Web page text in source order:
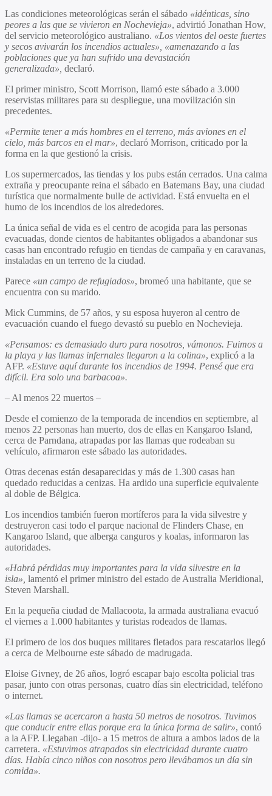
Las condiciones meteorológicas serán el sábado «idénticas, sino
peores a las que se vivieron en Nochevieja», advirtió Jonathan How,
del servicio meteorológico australiano. «Los vientos del oeste fuertes
y secos avivarán los incendios actuales», «amenazando a las
poblaciones que ya han sufrido una devastación
generalizada», declaró.
El primer ministro, Scott Morrison, llamó este sábado a 3.000
reservistas militares para su despliegue, una movilización sin
precedentes.
«Permite tener a más hombres en el terreno, más aviones en el
cielo, más barcos en el mar», declaró Morrison, criticado por la
forma en la que gestionó la crisis.
Los supermercados, las tiendas y los pubs están cerrados. Una calma
extraña y preocupante reina el sábado en Batemans Bay, una ciudad
turística que normalmente bulle de actividad. Está envuelta en el
humo de los incendios de los alrededores.
La única señal de vida es el centro de acogida para las personas
evacuadas, donde cientos de habitantes obligados a abandonar sus
casas han encontrado refugio en tiendas de campaña y en caravanas,
instaladas en un terreno de la ciudad.
Parece «un campo de refugiados», bromeó una habitante, que se
encuentra con su marido.
Mick Cummins, de 57 años, y su esposa huyeron al centro de
evacuación cuando el fuego devastó su pueblo en Nochevieja.
«Pensamos: es demasiado duro para nosotros, vámonos. Fuimos a
la playa y las llamas infernales llegaron a la colina», explicó a la
AFP. «Estuve aquí durante los incendios de 1994. Pensé que era
difícil. Era solo una barbacoa».
– Al menos 22 muertos –
Desde el comienzo de la temporada de incendios en septiembre, al
menos 22 personas han muerto, dos de ellas en Kangaroo Island,
cerca de Parndana, atrapadas por las llamas que rodeaban su
vehículo, afirmaron este sábado las autoridades.
Otras decenas están desaparecidas y más de 1.300 casas han
quedado reducidas a cenizas. Ha ardido una superficie equivalente
al doble de Bélgica.
Los incendios también fueron mortíferos para la vida silvestre y
destruyeron casi todo el parque nacional de Flinders Chase, en
Kangaroo Island, que alberga canguros y koalas, informaron las
autoridades.
«Habrá pérdidas muy importantes para la vida silvestre en la
isla», lamentó el primer ministro del estado de Australia Meridional,
Steven Marshall.
En la pequeña ciudad de Mallacoota, la armada australiana evacuó
el viernes a 1.000 habitantes y turistas rodeados de llamas.
El primero de los dos buques militares fletados para rescatarlos llegó
a cerca de Melbourne este sábado de madrugada.
Eloise Givney, de 26 años, logró escapar bajo escolta policial tras
pasar, junto con otras personas, cuatro días sin electricidad, teléfono
o internet.
«Las llamas se acercaron a hasta 50 metros de nosotros. Tuvimos
que conducir entre ellas porque era la única forma de salir», contó
a la AFP. Llegaban -dijo- a 15 metros de altura a ambos lados de la
carretera. «Estuvimos atrapados sin electricidad durante cuatro
días. Había cinco niños con nosotros pero llevábamos un día sin
comida».